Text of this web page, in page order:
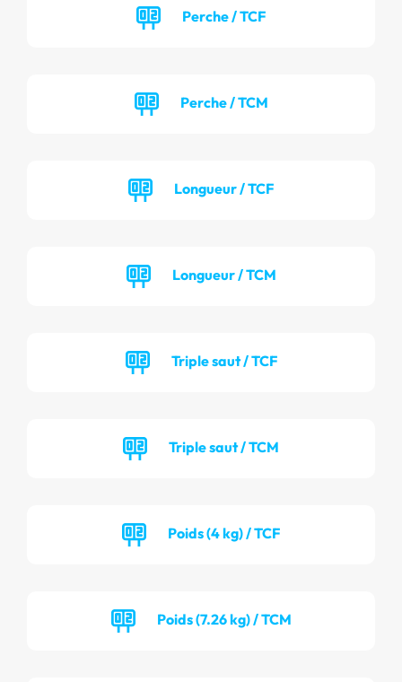
Perche / TCF
Perche / TCM
Longueur / TCF
Longueur / TCM
Triple saut / TCF
Triple saut / TCM
Poids (4 kg) / TCF
Poids (7.26 kg) / TCM